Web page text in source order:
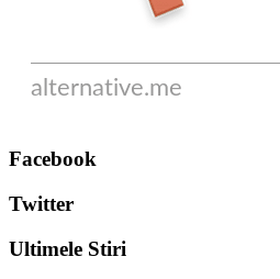
Facebook
Twitter
Ultimele Stiri